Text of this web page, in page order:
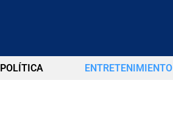
POLÍTICA ENTRETENIMIENTO